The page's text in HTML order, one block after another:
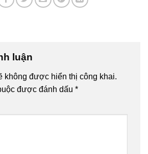
luận
không được hiển thị công khai.
được đánh dấu *